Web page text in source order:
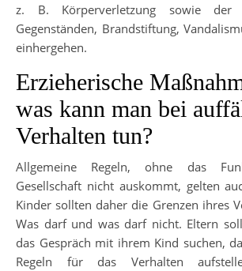
z. B. Körperverletzung sowie der
Gegenständen, Brandstiftung,
einhergehen.
Erzieherische
was kann man bei
Verhalten tun?
Allgemeine Regeln, ohne das
Gesellschaft nicht auskommt, gelten
Kinder sollten daher die Grenzen ihres
Was darf und was darf nicht. Eltern
das Gespräch mit ihrem Kind suchen,
Regeln für das Verhalten